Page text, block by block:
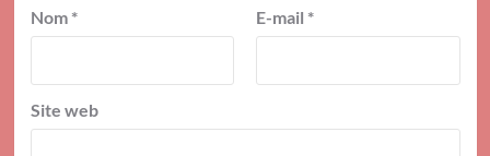
Nom * E-mail *
Site web